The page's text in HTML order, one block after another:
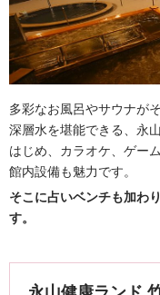
多彩なお風呂やサウナが
深層水を堪能できる、永
はじめ、カラオケ、ゲー
館内設備も魅力です。
そこに占いベンチも加わ
す。